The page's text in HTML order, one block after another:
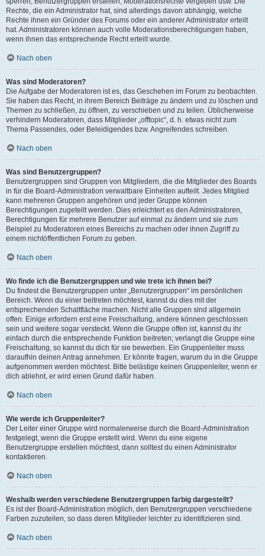
Rechte, die ein Administrator hat, sind allerdings davon abhängig, welche
Rechte ihnen ein Gründer des Forums oder ein anderer Administrator erteilt
hat. Administratoren können auch volle Moderationsberechtigungen haben,
wenn ihnen das entsprechende Recht erteilt wurde.
Nach oben
Was sind Moderatoren?
Die Aufgabe der Moderatoren ist es, das Geschehen im Forum zu beobachten.
Sie haben das Recht, in ihrem Bereich Beiträge zu ändern und zu löschen und
Themen zu schließen, zu öffnen, zu verschieben und zu teilen. Üblicherweise
verhindern Moderatoren, dass Mitglieder „offtopic“, d. h. etwas nicht zum
Thema Passendes, oder Beleidigendes bzw. Angreifendes schreiben.
Nach oben
Was sind Benutzergruppen?
Benutzergruppen sind Gruppen von Mitgliedern, die die Mitglieder des Boards
in für die Board-Administration verwaltbare Einheiten aufteilt. Jedes Mitglied
kann mehreren Gruppen angehören und jeder Gruppe können
Berechtigungen zugeteilt werden. Dies erleichtert es den Administratoren,
Berechtigungen für mehrere Benutzer auf einmal zu ändern und sie zum
Beispiel zu Moderatoren eines Bereichs zu machen oder ihnen Zugriff zu
einem nichtöffentlichen Forum zu geben.
Nach oben
Wo finde ich die Benutzergruppen und wie trete ich ihnen bei?
Du findest die Benutzergruppen unter „Benutzergruppen“ im persönlichen
Bereich. Wenn du einer beitreten möchtest, kannst du dies mit der
entsprechenden Schaltfläche machen. Nicht alle Gruppen sind allgemein
offen. Einige erfordern erst eine Freischaltung, andere können geschlossen
sein und weitere sogar versteckt. Wenn die Gruppe offen ist, kannst du ihr
einfach durch die entsprechende Funktion beitreten; verlangt die Gruppe eine
Freischaltung, so kannst du dich für sie bewerben. Ein Gruppenleiter muss
daraufhin deinen Antrag annehmen. Er könnte fragen, warum du in die Gruppe
aufgenommen werden möchtest. Bitte belästige keinen Gruppenleiter, wenn er
dich ablehnt, er wird einen Grund dafür haben.
Nach oben
Wie werde ich Gruppenleiter?
Der Leiter einer Gruppe wird normalerweise durch die Board-Administration
festgelegt, wenn die Gruppe erstellt wird. Wenn du eine eigene
Benutzergruppe erstellen möchtest, dann solltest du einen Administrator
kontaktieren.
Nach oben
Weshalb werden verschiedene Benutzergruppen farbig dargestellt?
Es ist der Board-Administration möglich, den Benutzergruppen verschiedene
Farben zuzuteilen, so dass deren Mitglieder leichter zu identifizieren sind.
Nach oben